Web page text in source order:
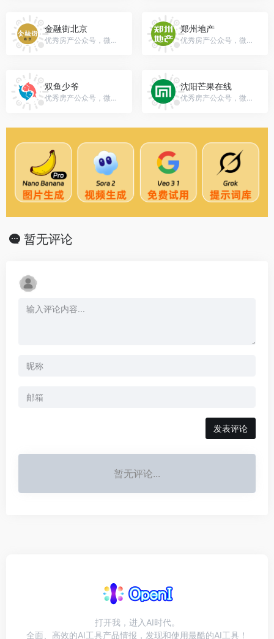
金融街北京
优秀房产公众号，微信号：jinrongjiebeijing
郑州地产
优秀房产公众号，微信号：zzdichan
双鱼少爷
优秀房产公众号，微信号：shuangyushaoye
沈阳芒果在线
优秀房产公众号，微信号：mango517_
暂无评论
发表评论
暂无评论...
打开我，进入AI时代。
全面、高效的AI工具产品情报，发现和使用最酷的AI工具！